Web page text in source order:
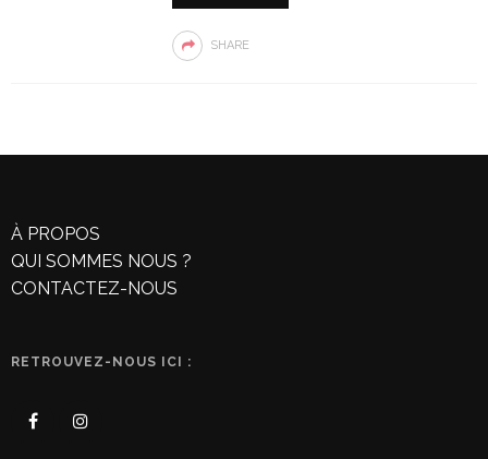
SHARE
À PROPOS
QUI SOMMES NOUS ?
CONTACTEZ-NOUS
RETROUVEZ-NOUS ICI :